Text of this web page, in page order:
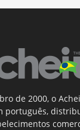
de 2000, o
português,